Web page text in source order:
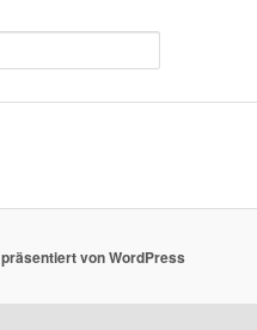
von WordPress